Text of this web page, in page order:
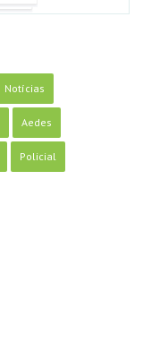
Notícias
Aedes
Policial